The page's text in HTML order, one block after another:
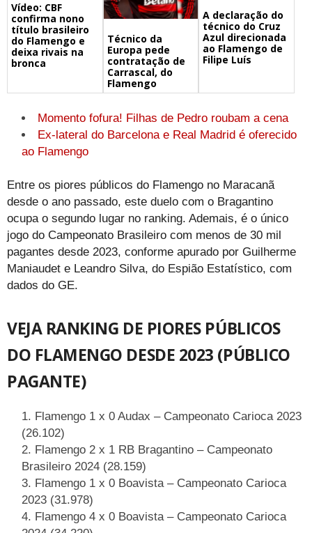
Vídeo: CBF
confirma nono
título brasileiro
do Flamengo e
deixa rivais na
bronca
Técnico da
Europa pede
contratação de
Carrascal, do
Flamengo
A declaração do
técnico do Cruz
Azul direcionada
ao Flamengo de
Filipe Luís
Momento fofura! Filhas de Pedro roubam a cena
Ex-lateral do Barcelona e Real Madrid é oferecido
ao Flamengo
Entre os piores públicos do Flamengo no Maracanã
desde o ano passado, este duelo com o Bragantino
ocupa o segundo lugar no ranking. Ademais, é o único
jogo do Campeonato Brasileiro com menos de 30 mil
pagantes desde 2023, conforme apurado por Guilherme
Maniaudet e Leandro Silva, do Espião Estatístico, com
dados do GE.
VEJA RANKING DE PIORES PÚBLICOS
DO FLAMENGO DESDE 2023 (PÚBLICO
PAGANTE)
Flamengo 1 x 0 Audax – Campeonato Carioca 2023
(26.102)
Flamengo 2 x 1 RB Bragantino – Campeonato
Brasileiro 2024 (28.159)
Flamengo 1 x 0 Boavista – Campeonato Carioca
2023 (31.978)
Flamengo 4 x 0 Boavista – Campeonato Carioca